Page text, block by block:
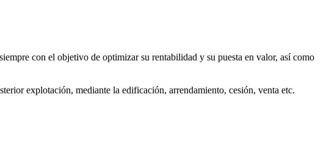
con el objetivo de optimizar su rentabilidad y su puesta en valor, así como
explotación, mediante la edificación, arrendamiento, cesión, venta etc.